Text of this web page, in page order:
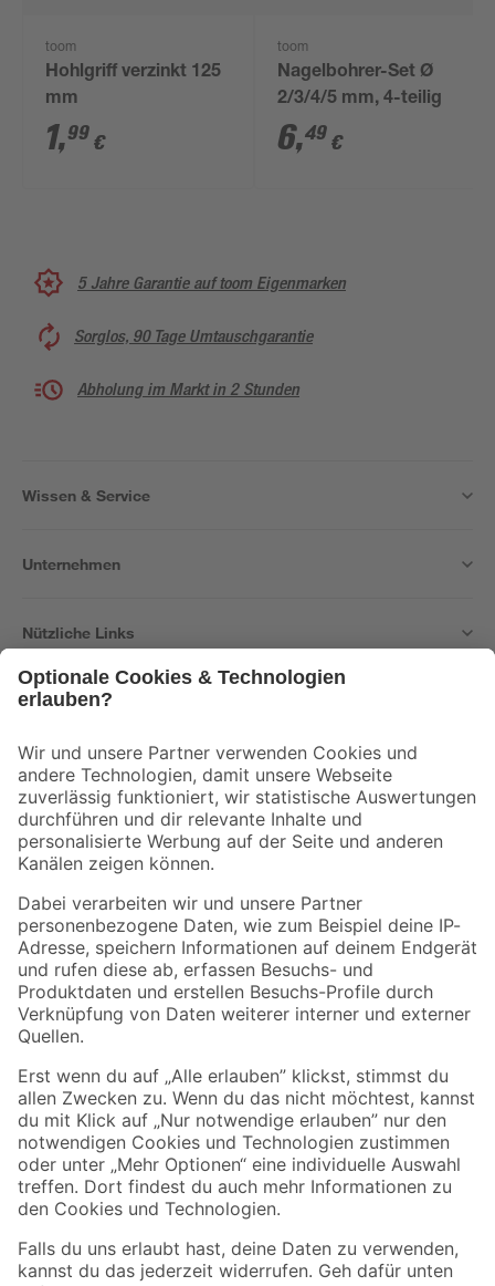
toom
Hohlgriff verzinkt 125
mm
1,99 €
toom
Nagelbohrer-Set Ø
2/3/4/5 mm, 4-teilig
6,49 €
5 Jahre Garantie auf toom Eigenmarken
Sorglos, 90 Tage Umtauschgarantie
Abholung im Markt in 2 Stunden
Wissen & Service
Unternehmen
Nützliche Links
Der toom Newsletter: Keine Angebote und Aktionen mehr verpassen!
Zur Newsletter Anmeldung
Folge uns
Zahlungsarten Versandarten
Sicher einkaufen
Jetzt die toom-App herunterladen
Alle Preisangaben in EUR inkl. gesetzl. MwSt.. Die dargestellten Angebote sind unter